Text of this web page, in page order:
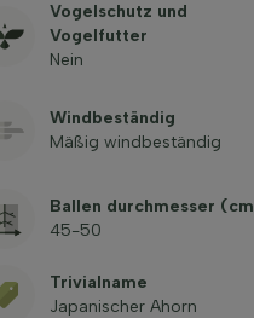
Vogelschutz und
Vogelfutter
Nein
Windbeständig
Mäßig windbeständig
Ballen durchmesser
45-50
Trivialname
Japanischer Ahorn